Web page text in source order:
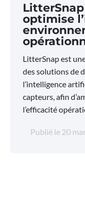
LitterSnap
optimise
LitterSnap est
des solutions de
l’intelligence
capteurs, afin
l’efficacité
Publié le 20